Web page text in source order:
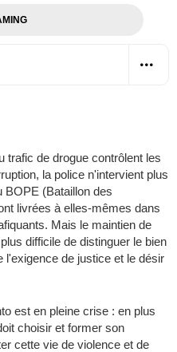
trafic de drogue contrôlent les
la police n'intervient plus
BOPE (Bataillon des
livrées à elles-mêmes dans
Mais le maintien de
difficile de distinguer le bien
l'exigence de justice et le désir
est en pleine crise : en plus
choisir et former son
cette vie de violence et de